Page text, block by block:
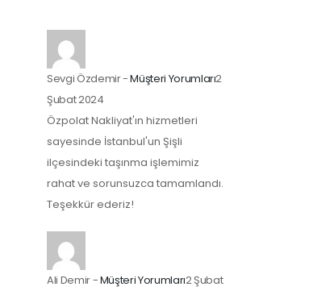
Sevgi Özdemir-Müşteri Yorumları2
Şubat 2024
Özpolat Nakliyat'ın hizmetleri
sayesinde İstanbul'un Şişli
ilçesindeki taşınma işlemimiz
rahat ve sorunsuzca tamamlandı.
Teşekkür ederiz!
Ali Demir-Müşteri Yorumları2 Şubat